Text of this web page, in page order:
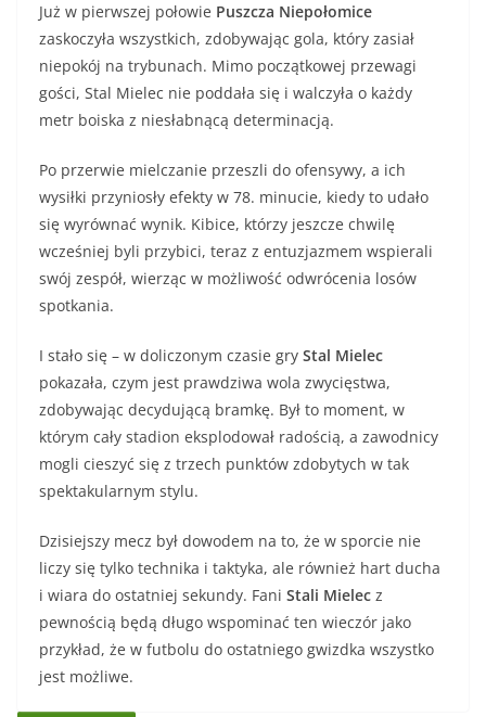
Już w pierwszej połowie Puszcza Niepołomice
zaskoczyła wszystkich, zdobywając gola, który zasiał
niepokój na trybunach. Mimo początkowej przewagi
gości, Stal Mielec nie poddała się i walczyła o każdy
metr boiska z niesłabnącą determinacją.
Po przerwie mielczanie przeszli do ofensywy, a ich
wysiłki przyniosły efekty w 78. minucie, kiedy to udało
się wyrównać wynik. Kibice, którzy jeszcze chwilę
wcześniej byli przybici, teraz z entuzjazmem wspierali
swój zespół, wierząc w możliwość odwrócenia losów
spotkania.
I stało się – w doliczonym czasie gry Stal Mielec
pokazała, czym jest prawdziwa wola zwycięstwa,
zdobywając decydującą bramkę. Był to moment, w
którym cały stadion eksplodował radością, a zawodnicy
mogli cieszyć się z trzech punktów zdobytych w tak
spektakularnym stylu.
Dzisiejszy mecz był dowodem na to, że w sporcie nie
liczy się tylko technika i taktyka, ale również hart ducha
i wiara do ostatniej sekundy. Fani Stali Mielec z
pewnością będą długo wspominać ten wieczór jako
przykład, że w futbolu do ostatniego gwizdka wszystko
jest możliwe.